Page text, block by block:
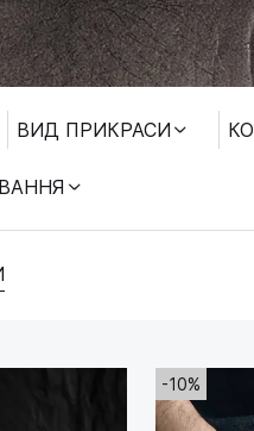
ВИД ПРИКРАСИ
-10%